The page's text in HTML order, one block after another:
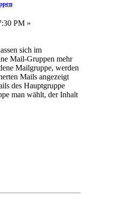
PM »
sich im
Mail-Gruppen mehr
Mailgruppe, werden
Mails angezeigt
des Hauptgruppe
man wählt, der Inhalt